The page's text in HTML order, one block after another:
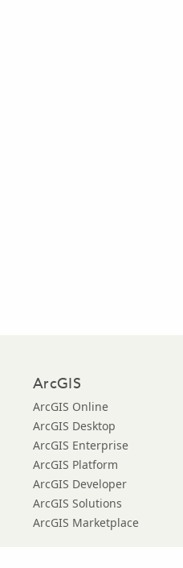
ArcGIS
ArcGIS Online
ArcGIS Desktop
ArcGIS Enterprise
ArcGIS Platform
ArcGIS Developer
ArcGIS Solutions
ArcGIS Marketplace